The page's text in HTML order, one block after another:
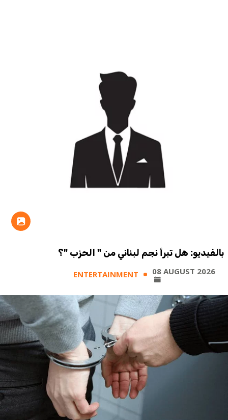
بالفيديو: هل تبرأ نجم لبناني من " الحزب "؟
ENTERTAINMENT 08 AUGUST 2026